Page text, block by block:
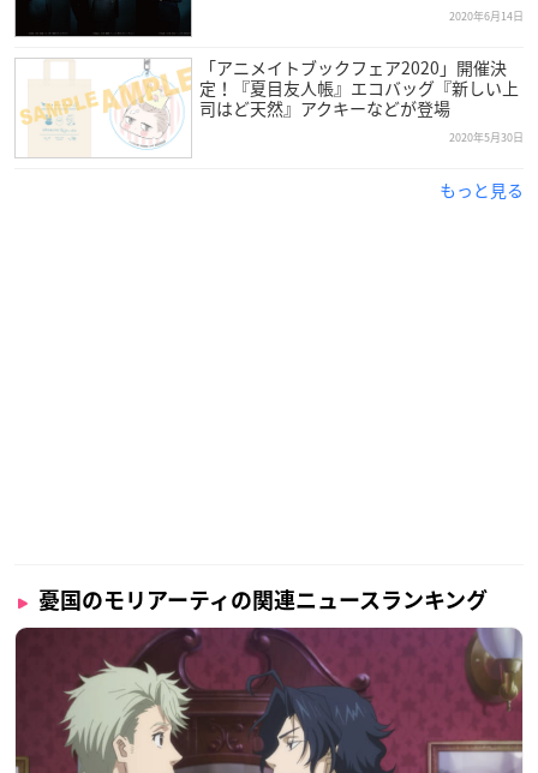
2020年6月14日
「アニメイトブックフェア2020」開催決
定！『夏目友人帳』エコバッグ『新しい上
司はど天然』アクキーなどが登場
2020年5月30日
もっと見る
憂国のモリアーティの関連ニュースランキング